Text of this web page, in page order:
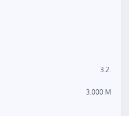
3.2.
3.000 M